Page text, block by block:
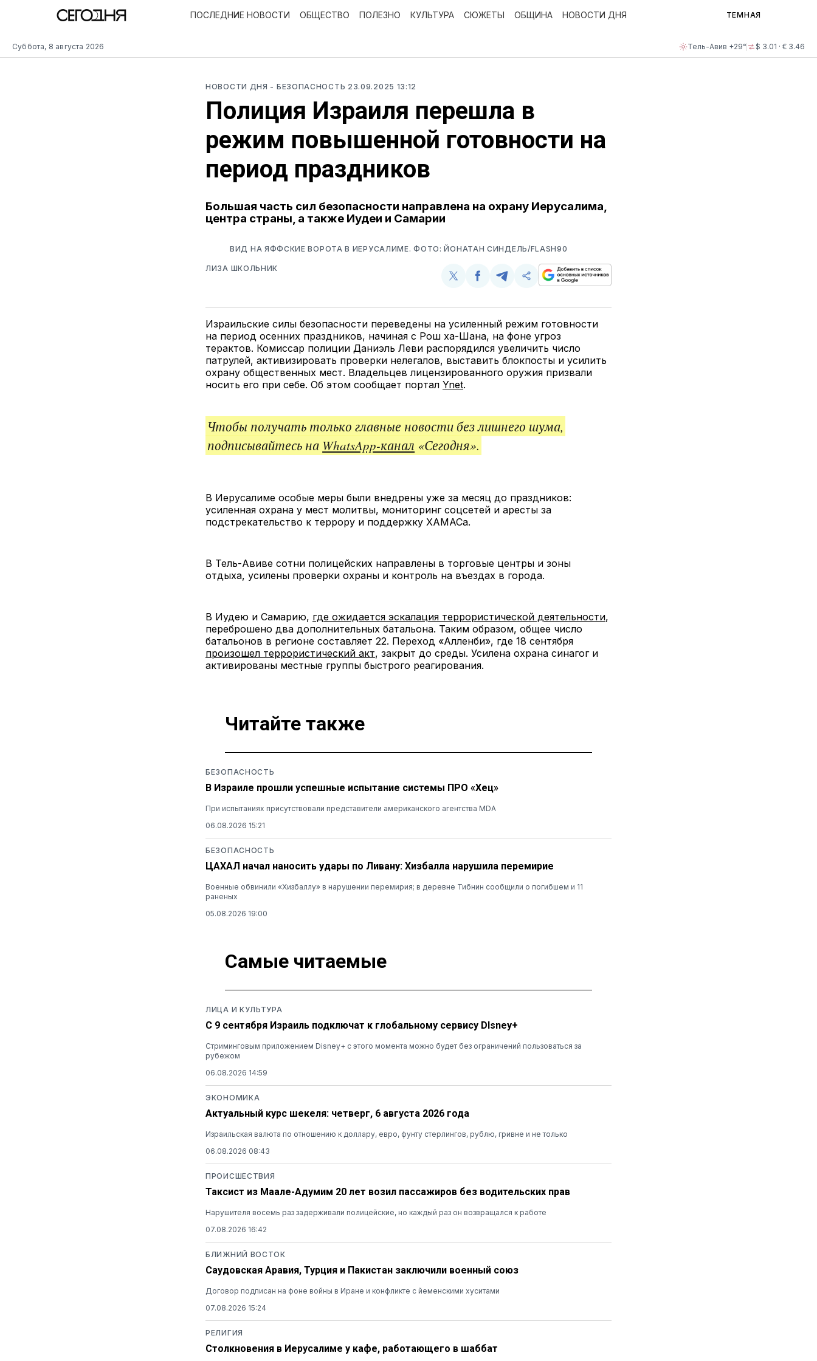
Суббота, 8 августа 2026 Тель-Авив +29° $ 3.01 · € 3.46
ПОСЛЕДНИЕ НОВОСТИ ОБЩЕСТВО ПОЛЕЗНО КУЛЬТУРА СЮЖЕТЫ ОБЩИНА НОВОСТИ ДНЯ ТЕМНАЯ
НОВОСТИ ДНЯ - БЕЗОПАСНОСТЬ 23.09.2025 13:12
Полиция Израиля перешла в
режим повышенной готовности на
период праздников
Большая часть сил безопасности направлена на охрану Иерусалима,
центра страны, а также Иудеи и Самарии
ВИД НА ЯФФСКИЕ ВОРОТА В ИЕРУСАЛИМЕ. ФОТО: ЙОНАТАН СИНДЕЛЬ/FLASH90
ЛИЗА ШКОЛЬНИК
Поделиться
Twitter
Поделиться
Facebook
Поделиться
Telegram
Скопируйте
поделитесь
Израильские силы безопасности переведены на усиленный режим готовности
на период осенних праздников, начиная с Рош ха-Шана, на фоне угроз
терактов. Комиссар полиции Даниэль Леви распорядился увеличить число
патрулей, активизировать проверки нелегалов, выставить блокпосты и усилить
охрану общественных мест. Владельцев лицензированного оружия призвали
носить его при себе. Об этом сообщает портал Ynet.
Чтобы получать только главные новости без лишнего шума,
подписывайтесь на WhatsApp-канал «Сегодня».
В Иерусалиме особые меры были внедрены уже за месяц до праздников:
усиленная охрана у мест молитвы, мониторинг соцсетей и аресты за
подстрекательство к террору и поддержку ХАМАСа.
В Тель-Авиве сотни полицейских направлены в торговые центры и зоны
отдыха, усилены проверки охраны и контроль на въездах в города.
В Иудею и Самарию, где ожидается эскалация террористической деятельности,
переброшено два дополнительных батальона. Таким образом, общее число
батальонов в регионе составляет 22. Переход «Алленби», где 18 сентября
произошел террористический акт, закрыт до среды. Усилена охрана синагог и
активированы местные группы быстрого реагирования.
Читайте также
БЕЗОПАСНОСТЬ
В Израиле прошли успешные испытание системы ПРО «Хец»
При испытаниях присутствовали представители американского агентства MDA
06.08.2026 15:21
БЕЗОПАСНОСТЬ
ЦАХАЛ начал наносить удары по Ливану: Хизбалла нарушила перемирие
Военные обвинили «Хизбаллу» в нарушении перемирия; в деревне Тибнин сообщили о погибшем и 11
раненых
05.08.2026 19:00
Самые читаемые
ЛИЦА И КУЛЬТУРА
С 9 сентября Израиль подключат к глобальному сервису DIsney+
Стриминговым приложением Disney+ с этого момента можно будет без ограничений пользоваться за
рубежом
06.08.2026 14:59
ЭКОНОМИКА
Актуальный курс шекеля: четверг, 6 августа 2026 года
Израильская валюта по отношению к доллару, евро, фунту стерлингов, рублю, гривне и не только
06.08.2026 08:43
ПРОИСШЕСТВИЯ
Таксист из Маале-Адумим 20 лет возил пассажиров без водительских прав
Нарушителя восемь раз задерживали полицейские, но каждый раз он возвращался к работе
07.08.2026 16:42
БЛИЖНИЙ ВОСТОК
Саудовская Аравия, Турция и Пакистан заключили военный союз
Договор подписан на фоне войны в Иране и конфликте с йеменскими хуситами
07.08.2026 15:24
РЕЛИГИЯ
Столкновения в Иерусалиме у кафе, работающего в шаббат